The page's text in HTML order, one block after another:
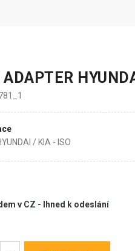
/ KIA - ISO
v CZ - Ihned k odeslání